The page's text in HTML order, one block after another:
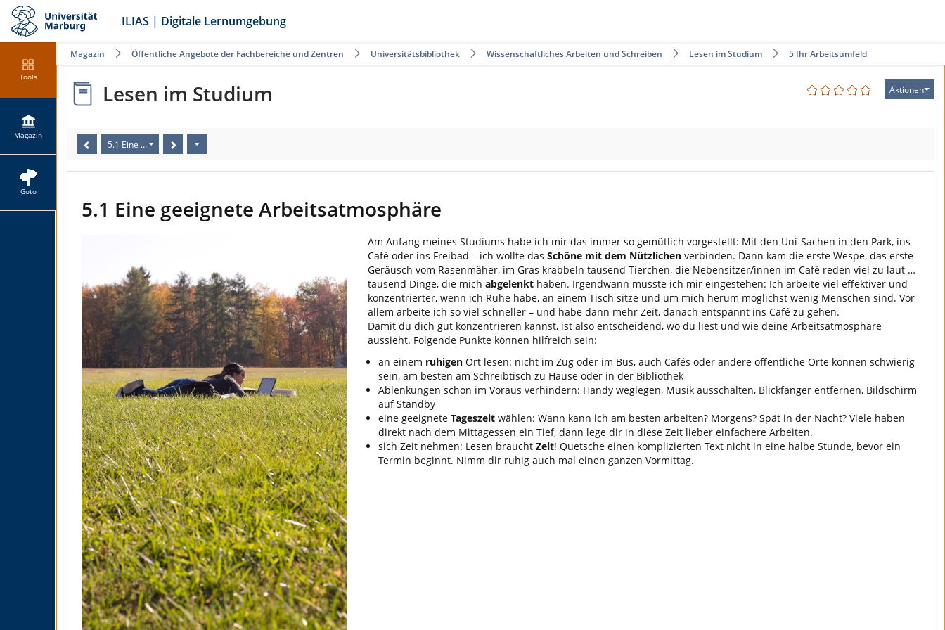
ILIAS | Digitale Lernumgebung
Tools
Magazin
Goto
Magazin Öffentliche Angebote der Fachbereiche und Zentren Universitätsbibliothek Wissenschaftliches Arbeiten und Schreiben Lesen im Studium 5 Ihr Arbeitsumfeld
Aktionen
Lesen im Studium
5.1 Eine geeignete Arbeitsatmosphäre
5.1 Eine geeignete Arbeitsatmosphäre
Am Anfang meines Studiums habe ich mir das immer so gemütlich vorgestellt: Mit den Uni-Sachen in den Park, ins
Café oder ins Freibad – ich wollte dasSchöne mit dem Nützlichen verbinden. Dann kam die erste Wespe, das erste
Geräusch vom Rasenmäher, im Gras krabbeln tausend Tierchen, die Nebensitzer/innen im Café reden viel zu laut …
tausend Dinge, die michabgelenkt haben. Irgendwann musste ich mir eingestehen: Ich arbeite viel effektiver und
konzentrierter, wenn ich Ruhe habe, an einem Tisch sitze und um mich herum möglichst wenig Menschen sind. Vor
allem arbeite ich so viel schneller – und habe dann mehr Zeit, danach entspannt ins Café zu gehen.
Damit du dich gut konzentrieren kannst, ist also entscheidend, wo du liest und wie deine Arbeitsatmosphäre
aussieht. Folgende Punkte können hilfreich sein:
an einem ruhigen Ort lesen: nicht im Zug oder im Bus, auch Cafés oder andere öffentliche Orte können schwierig
sein, am besten am Schreibtisch zu Hause oder in der Bibliothek
Ablenkungen schon im Voraus verhindern: Handy weglegen, Musik ausschalten, Blickfänger entfernen, Bildschirm
auf Standby
eine geeigneteTageszeit wählen: Wann kann ich am besten arbeiten? Morgens? Spät in der Nacht? Viele haben
direkt nach dem Mittagessen ein Tief, dann lege dir in diese Zeit lieber einfachere Arbeiten.
sich Zeit nehmen: Lesen brauchtZeit! Quetsche einen komplizierten Text nicht in eine halbe Stunde, bevor ein
Termin beginnt. Nimm dir ruhig auch mal einen ganzen Vormittag.